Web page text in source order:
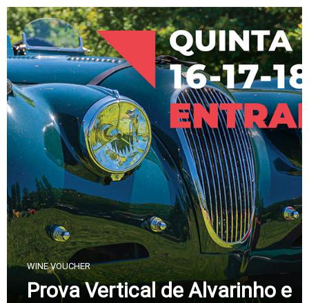
Skip
to
content
WINE VOUCHER
Prova Vertical de Alvarinho e